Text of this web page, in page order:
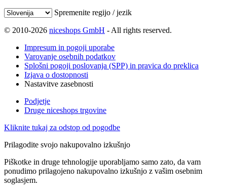
Spremenite regijo / jezik
© 2010-2026 niceshops GmbH - All rights reserved.
Impresum in pogoji uporabe
Varovanje osebnih podatkov
Splošni pogoji poslovanja (SPP) in pravica do preklica
Izjava o dostopnosti
Nastavitve zasebnosti
Podjetje
Druge niceshops trgovine
Kliknite tukaj za odstop od pogodbe
Prilagodite svojo nakupovalno izkušnjo
Piškotke in druge tehnologije uporabljamo samo zato, da vam
ponudimo prilagojeno nakupovalno izkušnjo z vašim osebnim
soglasjem.